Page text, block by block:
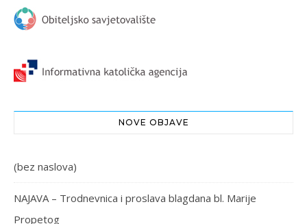
NOVE OBJAVE
(bez naslova)
NAJAVA – Trodnevnica i proslava blagdana bl. Marije
Propetog